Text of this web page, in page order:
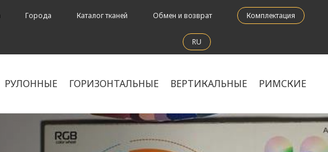
Города Каталог тканей Обмен и возврат Комплектация
RU
РУЛОННЫЕ ГОРИЗОНТАЛЬНЫЕ ВЕРТИКАЛЬНЫЕ РИМСКИЕ